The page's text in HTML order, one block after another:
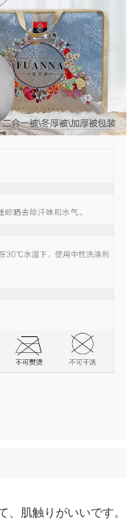
、肌触りがいいです。